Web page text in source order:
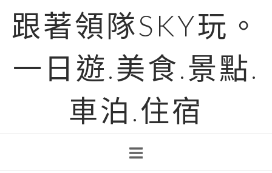
跟著領隊SKY玩。
一日遊.美食.景點.
車泊.住宿